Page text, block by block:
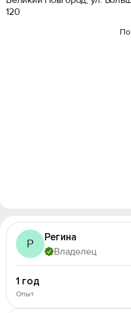
120
Р Регина
Владелец
1 год
Опыт